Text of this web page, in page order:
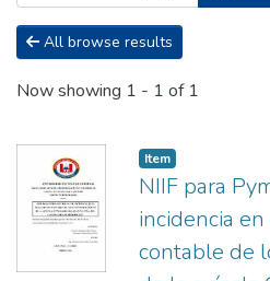
All browse results
Now showing 1 - 1 of 1
Item
NIIF para
incidencia
contable de